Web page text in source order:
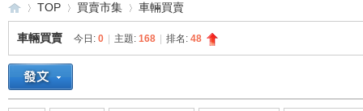
»
TOP 買賣市集 車輛買賣
車輛買賣 今日: 0 主題: 168 排名: 48